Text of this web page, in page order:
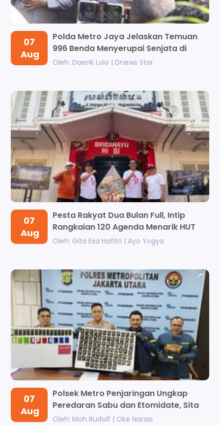
07
Aug
Polda Metro Jaya Jelaskan Temuan
996 Benda Menyerupai Senjata di
Yayas...
Oleh: Daenk Lolo | Dnews Star
07
Aug
Pesta Rakyat Dua Bulan Full, Intip
Rangkaian 120 Agenda Menarik HUT
Ke...
Oleh: Gita Esa Hafitri | Ayo Yogya
07
Aug
Polsek Metro Penjaringan Ungkap
Peredaran Sabu dan Etomidate, Sita
111...
Oleh: Moh Rudolf | Oke Narasi